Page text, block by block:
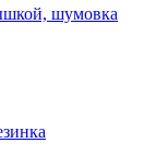
шумовка